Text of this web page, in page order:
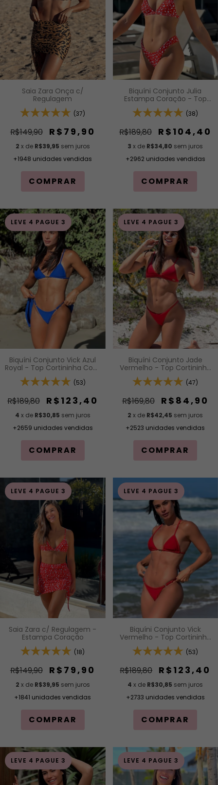
Saia Zara Onça c/
Regulagem
(37)
R$149,90 R$79,90
2 x de R$39,95 sem juros
+1948 unidades vendidas
COMPRAR
Biquíni Conjunto Julia
Estampa Coração - Top
Cortininha Fixa com Bojo
Removível e Calcinha Asa
Levanta)
(38)
R$189,80 R$104,40
3 x de R$34,80 sem juros
+2962 unidades vendidas
COMPRAR
LEVE 4 PAGUE 3
Biquíni Conjunto Vick Azul
Royal - Top Cortininha Com
Calcinha Modelagem Fio De
Regulagem Na Lateral
(53)
R$189,80 R$123,40
4 x de R$30,85 sem juros
+2659 unidades vendidas
COMPRAR
LEVE 4 PAGUE 3
Biquíni Conjunto Jade
Vermelho - Top Cortininha
Fixa com Acabamento em
Viés e Bojo Removível e
(Modelagem Para
Bronzeado)
(47)
R$169,80 R$84,90
2 x de R$42,45 sem juros
+2523 unidades vendidas
COMPRAR
LEVE 4 PAGUE 3
Saia Zara c/ Regulagem -
Estampa Coração
(18)
R$149,90 R$79,90
2 x de R$39,95 sem juros
+1841 unidades vendidas
COMPRAR
LEVE 4 PAGUE 3
Biquíni Conjunto Vick
Vermelho - Top Cortininha
Com Calcinha Modelagem
Fio De Regulagem Na
(53)
R$189,80 R$123,40
4 x de R$30,85 sem juros
+2733 unidades vendidas
COMPRAR
LEVE 4 PAGUE 3 LEVE 4 PAGUE 3